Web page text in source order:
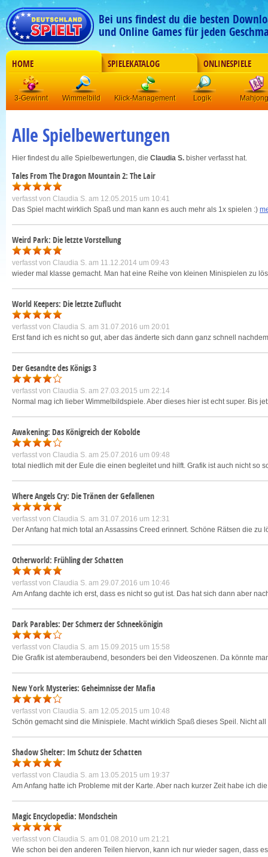
Bei uns findest du die besten
und Online Games für jeden
HOME SPIELEKATALOG ONLINESPIELE
3-Gewinnt Wimmelbild Klick-Management Logik Mahjong
Alle Spielbewertungen
Hier findest du alle Spielbewertungen, die Claudia S. bisher verfasst hat.
Tales From The Dragon Mountain 2: The Lair
verfasst von Claudia S. am 12.05.2015 um 10:41
Das Spiel macht wirklich Spaß und man kann es auch mehr als 1x spielen :)
Weird Park: Die letzte Vorstellung
verfasst von Claudia S. am 11.12.2014 um 09:43
wieder mal klasse gemacht. Man hat eine Reihe von kleinen Minispielen zu
World Keepers: Die letzte Zuflucht
verfasst von Claudia S. am 31.07.2016 um 20:01
Erst fand ich es nicht so gut, aber das änderte sich dann ganz schnell
Der Gesandte des Königs 3
verfasst von Claudia S. am 27.03.2015 um 22:14
Normal mag ich lieber Wimmelbildspiele. Aber dieses hier ist echt super. Bis
Awakening: Das Königreich der Kobolde
verfasst von Claudia S. am 25.07.2016 um 09:48
total niedlich mit der Eule die einen begleitet und hilft. Grafik ist auch nicht so
Where Angels Cry: Die Tränen der Gefallenen
verfasst von Claudia S. am 31.07.2016 um 12:31
Der Anfang hat mich total an Assassins Creed erinnert. Schöne Rätsen die
Otherworld: Frühling der Schatten
verfasst von Claudia S. am 29.07.2016 um 10:46
Am Anfang dachte ich erst, dass es nicht so gut ist. Das hat sich dann aber
Dark Parables: Der Schmerz der Schneekönigin
verfasst von Claudia S. am 15.09.2015 um 15:58
Die Grafik ist atemberaubend, besonders bei den Videoszenen. Da könnte
New York Mysteries: Geheimnisse der Mafia
verfasst von Claudia S. am 12.05.2015 um 10:48
Schön gemacht sind die Minispiele. Macht wirklich Spaß dieses Speil. Nicht
Shadow Shelter: Im Schutz der Schatten
verfasst von Claudia S. am 13.05.2015 um 19:37
Am Anfang hatte ich Probleme mit der Karte. Aber nach kurzer Zeit habe ich
Magic Encyclopedia: Mondschein
verfasst von Claudia S. am 01.08.2010 um 21:21
Wie schon bei den anderen Teilen hiervon, kann ich nur wieder sagen, dass